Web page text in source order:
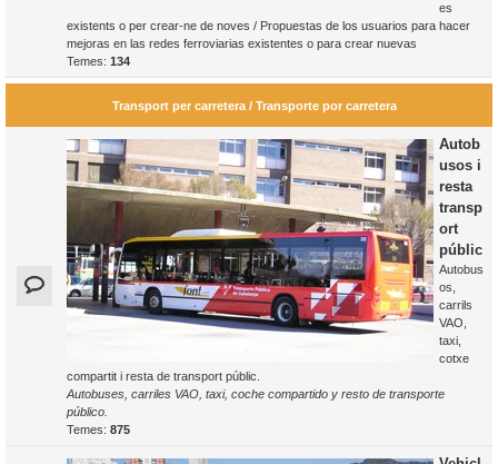
es
existents o per crear-ne de noves / Propuestas de los usuarios para hacer
mejoras en las redes ferroviarias existentes o para crear nuevas
Temes: 134
Transport per carretera / Transporte por carretera
Autob
usos i
resta
transp
ort
públic
Autobus
os,
carrils
VAO,
taxi,
cotxe
compartit i resta de transport públic.
Autobuses, carriles VAO, taxi, coche compartido y resto de transporte
público.
Temes: 875